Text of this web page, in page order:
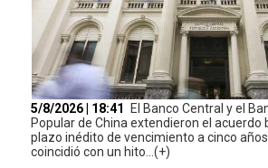
5/8/2026 | 18:41
El Banco Central y el
Popular de China extendieron el acuerdo
plazo inédito de vencimiento a cinco
coincidió con un hito...(+)